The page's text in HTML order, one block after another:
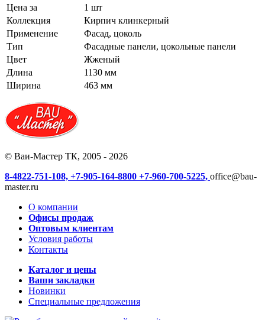
Цена за
1 шт
Коллекция
Кирпич клинкерный
Применение
Фасад, цоколь
Тип
Фасадные панели, цокольные панели
Цвет
Жженый
Длина
1130 мм
Ширина
463 мм
© Ваи-Мастер ТК, 2005 - 2026
8-4822-751-108, +7-905-164-8800 +7-960-700-5225, office@bau-
master.ru
О компании
Офисы продаж
Оптовым клиентам
Условия работы
Контакты
Каталог и цены
Ваши закладки
Новинки
Специальные предложения